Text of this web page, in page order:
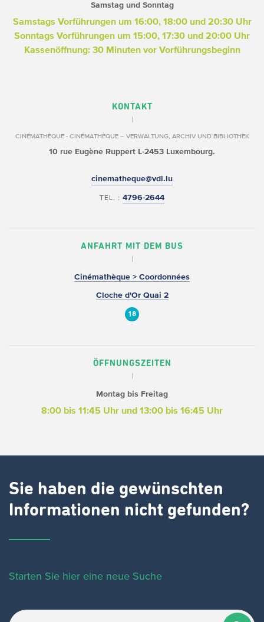
Samstag und Sonntag
Samstags Vorführungen um 16:00, 18:00 und 20:30 Uhr
Sonntags Vorführungen um 15:00, 17:30 und 20:00 Uhr
Kassenöffnung: 30 Minuten vor Vorführungsbeginn
KONTAKT
CINÉMATHÈQUE - CINÉMATHÈQUE – VERWALTUNG, ARCHIV UND BIBLIOTHEK
10 rue Eugène Ruppert L-2453 Luxembourg.
cinematheque@vdl.lu
TEL. : 4796-2644
ANFAHRT MIT DEM BUS
Cinémathèque > Coordonnées
Cloche d'Or Quai 2
18
ÖFFNUNGSZEITEN
Montag bis Freitag
8:00 bis 11:45 Uhr und 13:00 bis 16:45 Uhr
Sie haben die gewünschten
Informationen nicht gefunden?
Starten Sie hier eine neue Suche